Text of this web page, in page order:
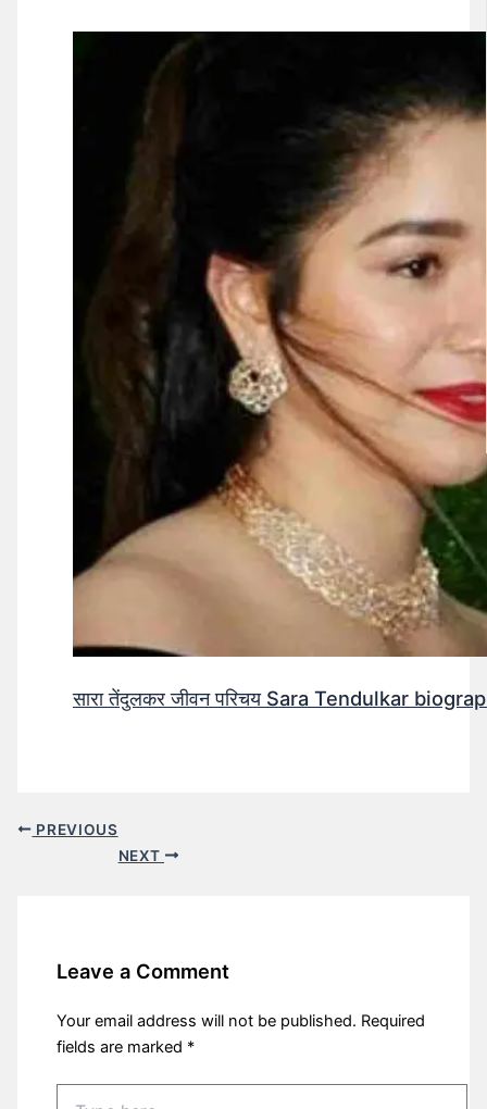
सारा तेंदुलकर जीवन परिचय Sara Tendulkar
PREVIOUS
NEXT
Leave a Comment
Your email address will not be published. Required
fields are marked *